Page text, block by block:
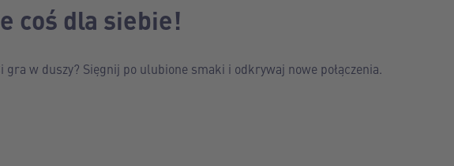
coś dla siebie!
gra w duszy? Sięgnij po ulubione smaki i odkrywaj nowe połączenia.